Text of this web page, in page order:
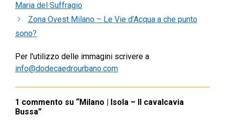
Maria del Suffragio
Zona Ovest Milano – Le Vie d’Acqua a che punto
sono?
Per l'utilizzo delle immagini scrivere a
info@dodecaedrourbano.com
1 commento su “Milano | Isola – Il cavalcavia
Bussa”